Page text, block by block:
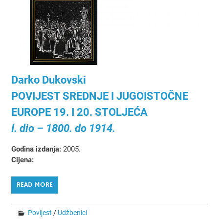
Darko Dukovski
POVIJEST SREDNJE I JUGOISTOČNE
EUROPE 19. I 20. STOLJEĆA
I. dio – 1800. do 1914.
Godina izdanja:2005.
Cijena:
READ MORE
Povijest / Udžbenici